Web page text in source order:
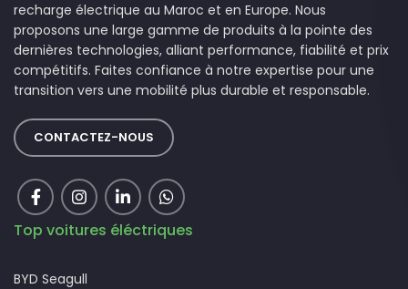
recharge électrique au Maroc et en Europe. Nous
proposons une large gamme de produits à la pointe des
dernières technologies, alliant performance, fiabilité et prix
compétitifs. Faites confiance à notre expertise pour une
transition vers une mobilité plus durable et responsable.
CONTACTEZ-NOUS
Top voitures éléctriques
BYD Seagull